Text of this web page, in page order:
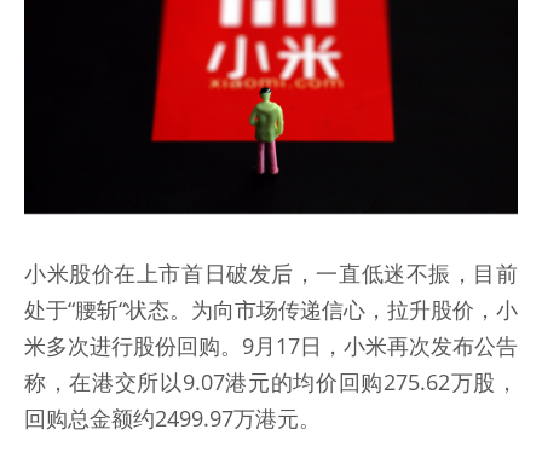
小米股价在上市首日破发后，一直低迷不振，目前
处于“腰斩“状态。为向市场传递信心，拉升股价，小
米多次进行股份回购。9月17日，小米再次发布公告
称，在港交所以9.07港元的均价回购275.62万股，
回购总金额约2499.97万港元。